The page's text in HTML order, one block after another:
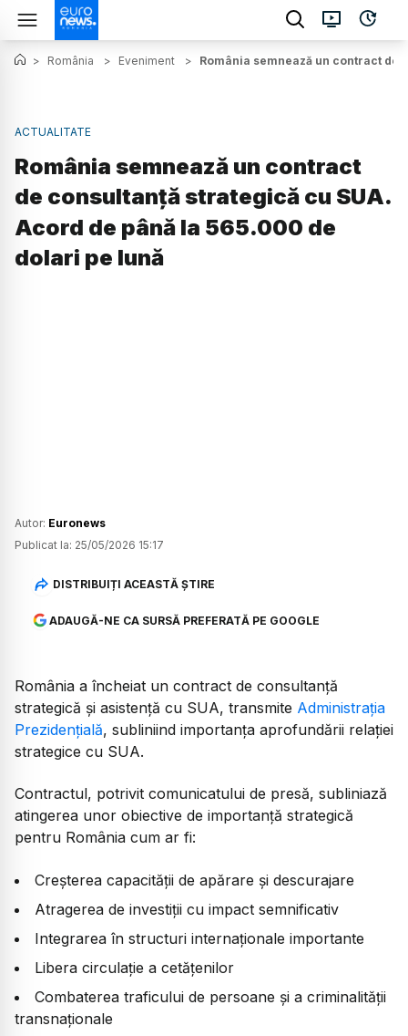
> România > Eveniment > România semnează un contract de
ACTUALITATE
România semnează un contract
de consultanță strategică cu SUA.
Acord de până la 565.000 de
dolari pe lună
Autor: Euronews
Publicat la: 25/05/2026 15:17
DISTRIBUIȚI ACEASTĂ ȘTIRE
ADAUGĂ-NE CA SURSĂ PREFERATĂ PE GOOGLE
România a încheiat un contract de consultanță
strategică și asistență cu SUA, transmite Administrația
Prezidențială, subliniind importanța aprofundării relației
strategice cu SUA.
Contractul, potrivit comunicatului de presă, subliniază
atingerea unor obiective de importanță strategică
pentru România cum ar fi:
Creșterea capacității de apărare și descurajare
Atragerea de investiții cu impact semnificativ
Integrarea în structuri internaționale importante
Libera circulație a cetățenilor
Combaterea traficului de persoane și a criminalității
transnaționale